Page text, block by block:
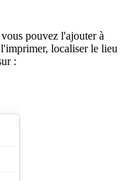
pouvez l'ajouter à
localiser le lieu
: